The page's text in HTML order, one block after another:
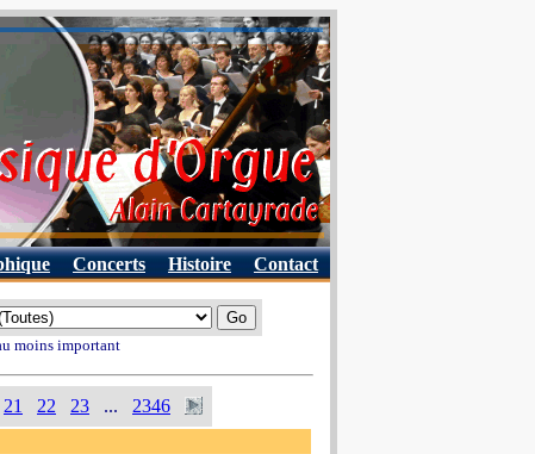
Concerts Histoire Contact
moins important
21 22 23 ... 2346